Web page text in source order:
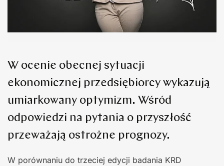
W ocenie obecnej sytuacji
ekonomicznej przedsiębiorcy wykazują
umiarkowany optymizm. Wśród
odpowiedzi na pytania o przyszłość
przeważają ostrożne prognozy.
W porównaniu do trzeciej edycji badania KRD